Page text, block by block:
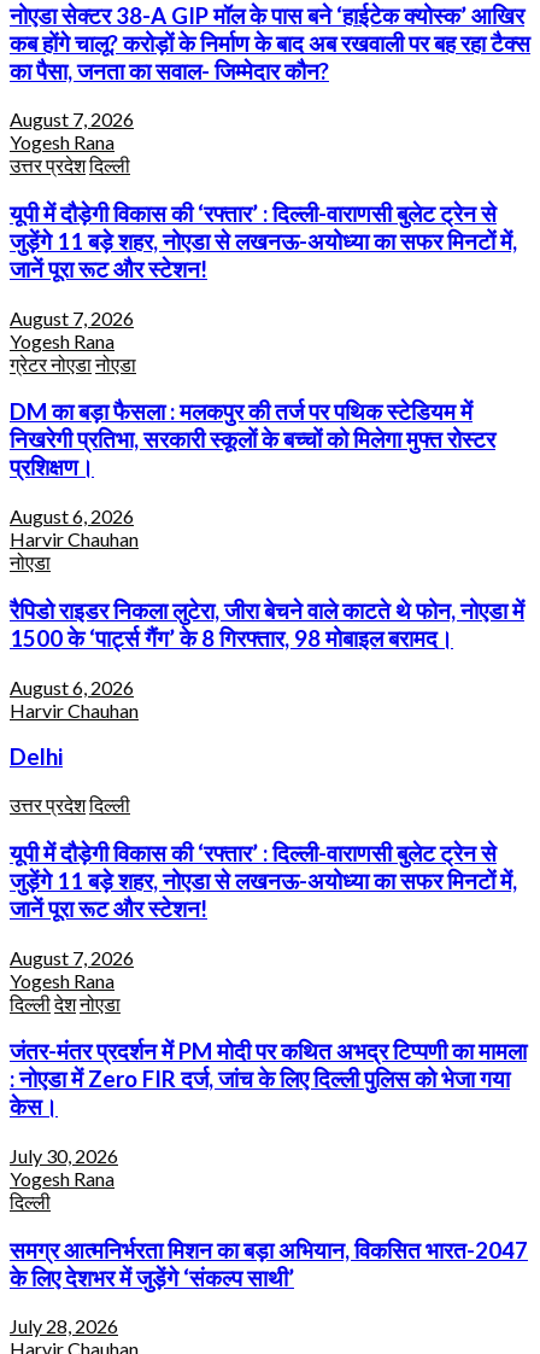
नोएडा सेक्टर 38-A GIP मॉल के पास बने ‘हाईटेक क्योस्क’ आखिर
कब होंगे चालू? करोड़ों के निर्माण के बाद अब रखवाली पर बह रहा टैक्स
का पैसा, जनता का सवाल- जिम्मेदार कौन?
August 7, 2026
Yogesh Rana
उत्तर प्रदेशदिल्ली
यूपी में दौड़ेगी विकास की ‘रफ्तार’ : दिल्ली-वाराणसी बुलेट ट्रेन से
जुड़ेंगे 11 बड़े शहर, नोएडा से लखनऊ-अयोध्या का सफर मिनटों में,
जानें पूरा रूट और स्टेशन!
August 7, 2026
Yogesh Rana
ग्रेटर नोएडानोएडा
DM का बड़ा फैसला : मलकपुर की तर्ज पर पथिक स्टेडियम में
निखरेगी प्रतिभा, सरकारी स्कूलों के बच्चों को मिलेगा मुफ्त रोस्टर
प्रशिक्षण।
August 6, 2026
Harvir Chauhan
नोएडा
रैपिडो राइडर निकला लुटेरा, जीरा बेचने वाले काटते थे फोन, नोएडा में
1500 के ‘पार्ट्स गैंग’ के 8 गिरफ्तार, 98 मोबाइल बरामद।
August 6, 2026
Harvir Chauhan
Delhi
उत्तर प्रदेशदिल्ली
यूपी में दौड़ेगी विकास की ‘रफ्तार’ : दिल्ली-वाराणसी बुलेट ट्रेन से
जुड़ेंगे 11 बड़े शहर, नोएडा से लखनऊ-अयोध्या का सफर मिनटों में,
जानें पूरा रूट और स्टेशन!
August 7, 2026
Yogesh Rana
दिल्लीदेशनोएडा
जंतर-मंतर प्रदर्शन में PM मोदी पर कथित अभद्र टिप्पणी का मामला
: नोएडा में Zero FIR दर्ज, जांच के लिए दिल्ली पुलिस को भेजा गया
केस।
July 30, 2026
Yogesh Rana
दिल्ली
समग्र आत्मनिर्भरता मिशन का बड़ा अभियान, विकसित भारत-2047
के लिए देशभर में जुड़ेंगे ‘संकल्प साथी’
July 28, 2026
Harvir Chauhan